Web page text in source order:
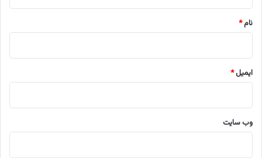
نام*
ایمیل*
وب‌ سایت